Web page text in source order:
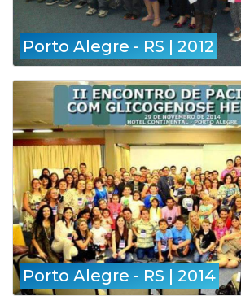
Porto Alegre - RS | 2012
Porto Alegre - RS | 2014